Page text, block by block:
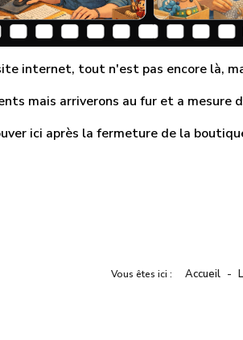
internet, tout n'est pas encore là,
mais arriverons au fur et a mesure
ici après la fermeture de la
Vous êtes ici : Accueil